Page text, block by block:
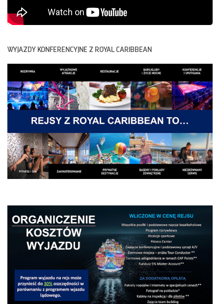
WYJAZDY KONFERENCYJNE Z ROYAL CARIBBEAN